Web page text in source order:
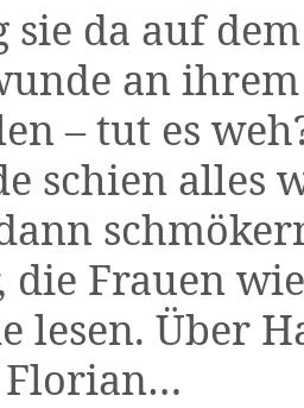
sie da auf
an
– tut es
schien alles
Frauen
lesen. Über
Florian…